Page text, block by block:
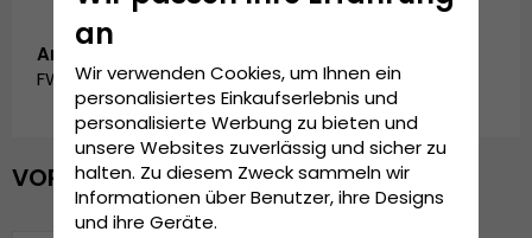
Artikelnummer:
FW_SC-3259-C_BLACK/WINE
VOR KURZEM ANGESEHEN
an
Wir verwenden Cookies, um Ihnen ein
personalisiertes Einkaufserlebnis und
personalisierte Werbung zu bieten und
unsere Websites zuverlässig und sicher zu
halten. Zu diesem Zweck sammeln wir
Informationen über Benutzer, ihre Designs
und ihre Geräte.